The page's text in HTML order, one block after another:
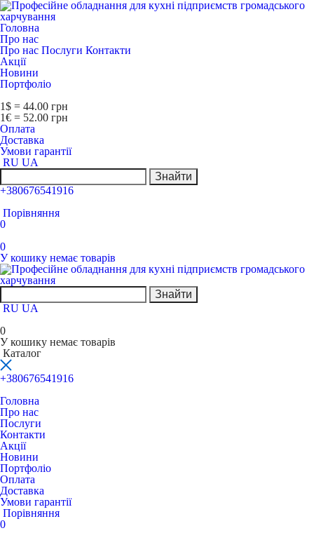
Головна
Про нас
Про нас Послуги Контакти
Акції
Новини
Портфоліо
1$ = 44.00 грн
1€ = 52.00 грн
Оплата
Доставка
Умови гарантії
RU UA
Знайти
+380676541916
Порівняння
0
0
У кошику немає товарів
Знайти
RU UA
0
У кошику немає товарів
Каталог
+380676541916
Головна
Про нас
Послуги
Контакти
Акції
Новини
Портфоліо
Оплата
Доставка
Умови гарантії
Порівняння
0